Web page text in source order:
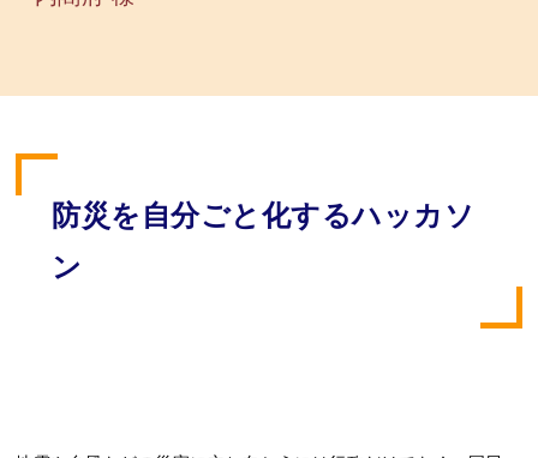
防災を自分ごと化するハッカソ
ン